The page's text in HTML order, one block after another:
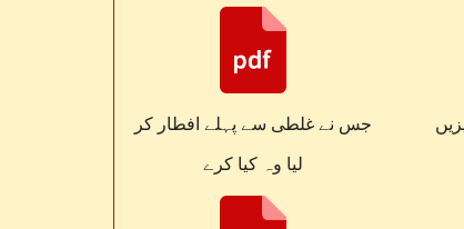
جس نے غلطی سے پہلے افطار کر
لیا وہ کیا کرے